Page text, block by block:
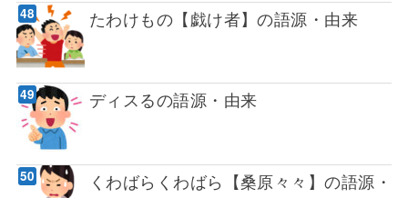
たわけもの【戯け者】の語源・由来
ディスるの語源・由来
くわばらくわばら【桑原々々】の語源・